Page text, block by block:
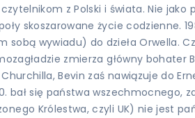
z Polski i świata. Nie
skoszarowane życie codzienne.
sobą wywiadu) do dzieła Orwella.
zmierza główny
Bevin zaś nawiązuje do
się państwa wszechmocnego,
Królestwa, czyli UK) nie jest